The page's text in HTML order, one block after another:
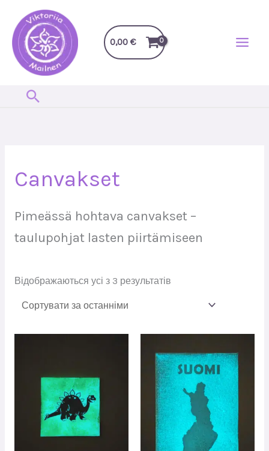
Перейти
вмісту
0,00€
Пошук
Canvakset
Pimeässä hohtava canvakset –
taulupohjat lasten piirtämiseen
Відображаються усі з 3 результатів